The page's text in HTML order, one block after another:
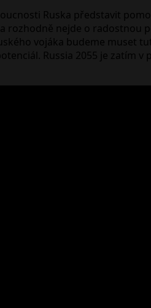
Ruska představit
rozhodně nejde o
vojáka budeme muset
Russia 2055 je zatím